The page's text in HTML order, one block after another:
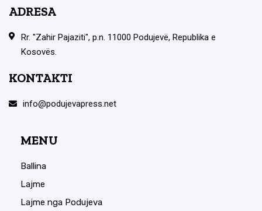
ADRESA
Rr. "Zahir Pajaziti", p.n. 11000 Podujevë, Republika e
Kosovës.
KONTAKTI
info@podujevapress.net
MENU
Ballina
Lajme
Lajme nga Podujeva